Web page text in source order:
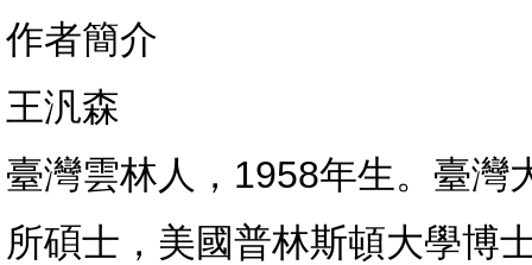
作者簡介
王汎森
臺灣雲林人，1958年生。臺灣
所碩士，美國普林斯頓大學博